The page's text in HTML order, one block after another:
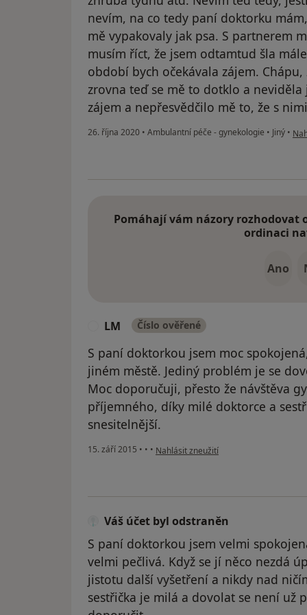
nevím, na co tedy paní doktorku
mě vypakovaly jak psa. S partnerem
musím říct, že jsem odtamtud šla
období bych očekávala zájem.
zrovna teď se mě to dotklo a
zájem a nepřesvědčilo mě to, že s
26. října 2020 • Ambulantní péče - gynekologie • Jiný •
Pomáhají vám názory rozhodovat
ordinaci
Ano
LM Číslo ověřené
S paní doktorkou jsem moc
jiném městě. Jediný problém je se
Moc doporučuji, přesto že návštěva
příjemného, díky milé doktorce a
snesitelnější.
15. září 2015 • • • podle názoru uživatele LM
Nahlásit zneužití
Váš účet byl odstraněn
S paní doktorkou jsem velmi
velmi pečlivá. Když se jí něco nezdá
jistotu další vyšetření a nikdy nad
sestřička je milá a dovolat se není už